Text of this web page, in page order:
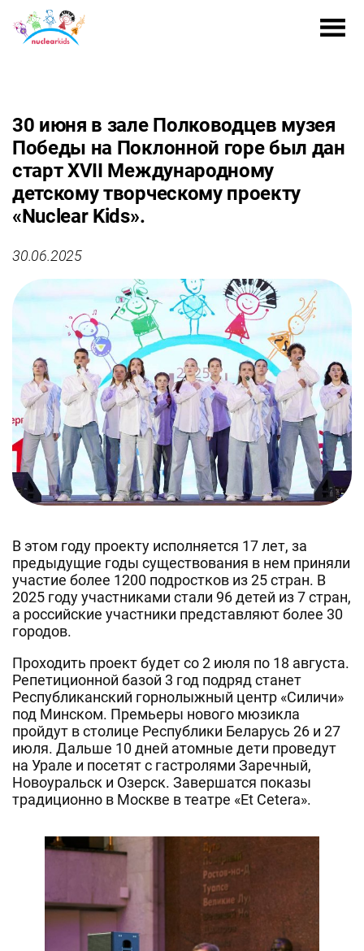
30 июня в зале Полководцев музея
Победы на Поклонной горе был дан
старт XVII Международному
детскому творческому проекту
«Nuclear Kids».
30.06.2025
В этом году проекту исполняется 17 лет, за
предыдущие годы существования в нем приняли
участие более 1200 подростков из 25 стран. В
2025 году участниками стали 96 детей из 7 стран,
а российские участники представляют более 30
городов.
Проходить проект будет со 2 июля по 18 августа.
Репетиционной базой 3 год подряд станет
Республиканский горнолыжный центр «Силичи»
под Минском. Премьеры нового мюзикла
пройдут в столице Республики Беларусь 26 и 27
июля. Дальше 10 дней атомные дети проведут
на Урале и посетят с гастролями Заречный,
Новоуральск и Озерск. Завершатся показы
традиционно в Москве в театре «Et Cetera».